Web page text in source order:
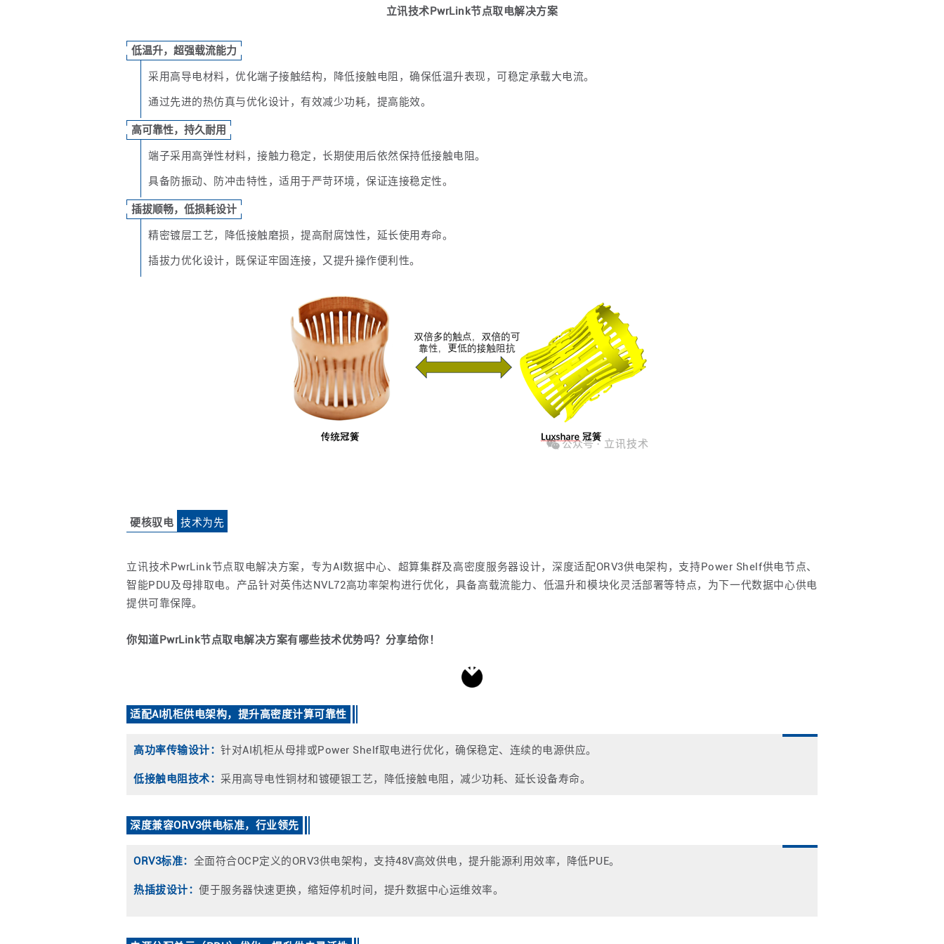
立讯技术PwrLink节点取电解决方案
低温升，超强载流能力
采用高导电材料，优化端子接触结构，降低接触电阻，确保低温升表现，可稳定承载大电流。
通过先进的热仿真与优化设计，有效减少功耗，提高能效。
高可靠性，持久耐用
端子采用高弹性材料，接触力稳定，长期使用后依然保持低接触电阻。
具备防振动、防冲击特性，适用于严苛环境，保证连接稳定性。
插拔顺畅，低损耗设计
精密镀层工艺，降低接触磨损，提高耐腐蚀性，延长使用寿命。
插拔力优化设计，既保证牢固连接，又提升操作便利性。
硬核驭电 技术为先
立讯技术PwrLink节点取电解决方案，专为AI数据中心、超算集群及高密度服务器设计，深度适配ORV3供电架构，支持Power Shelf供电节点、
智能PDU及母排取电。产品针对英伟达NVL72高功率架构进行优化，具备高载流能力、低温升和模块化灵活部署等特点，为下一代数据中心供电
提供可靠保障。
你知道PwrLink节点取电解决方案有哪些技术优势吗？分享给你！
适配AI机柜供电架构，提升高密度计算可靠性
高功率传输设计：针对AI机柜从母排或Power Shelf取电进行优化，确保稳定、连续的电源供应。
低接触电阻技术： 采用高导电性铜材和镀硬银工艺，降低接触电阻，减少功耗、延长设备寿命。
深度兼容ORV3供电标准，行业领先
ORV3标准： 全面符合OCP定义的ORV3供电架构，支持48V高效供电，提升能源利用效率，降低PUE。
热插拔设计：便于服务器快速更换，缩短停机时间，提升数据中心运维效率。